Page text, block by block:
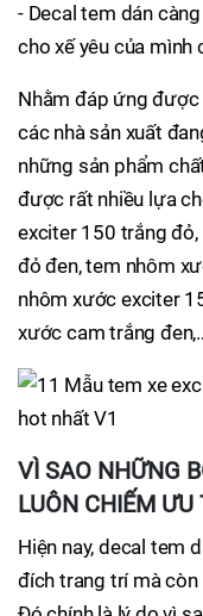
- Decal tem dán
cho xế yêu của
Nhằm đáp ứng được
các nhà sản xuất
những sản phẩm
được rất nhiều lựa
exciter 150 trắng
đỏ đen, tem nhôm
nhôm xước exciter
xước cam trắng
VÌ SAO NHỮNG
LUÔN CHIẾM ƯU
Hiện nay, decal tem
đích trang trí mà